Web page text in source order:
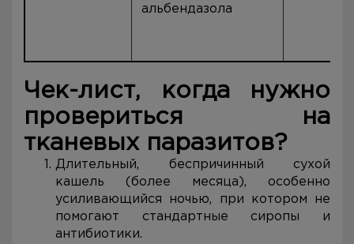
альбендазола
Чек-лист, когда нужно
провериться на
тканевых паразитов?
Длительный, беспричинный сухой
кашель (более месяца), особенно
усиливающийся ночью, при котором не
помогают стандартные сиропы и
антибиотики.